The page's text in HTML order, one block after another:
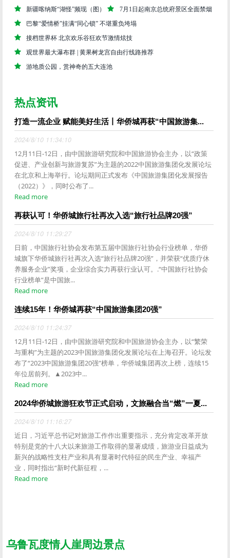
新疆喀纳斯“湖怪”频现（图）
7月1日起南京总统府景区全面禁烟
巴黎“爱情桥”挂满“同心锁” 不堪重负垮塌
接档世界杯 北京欢乐谷狂欢节激情炫技
观世界最大瀑布群 | 黄果树龙宫自由行线路推荐
游地质公园，赏神奇的五大连池
热点资讯
打造一流企业 赋能美好生活丨华侨城再获“中国旅游集...
2024/8/10 11:34:10
12月11日-12日，由中国旅游研究院和中国旅游协会主办，以“政策
促进、产业创新与旅游复苏”为主题的2022中国旅游集团化发展论坛
在北京和上海举行。论坛期间正式发布《中国旅游集团化发展报告
（2022）》，同时公布了...
Read more
再获认可！华侨城旅行社再次入选“旅行社品牌20强”
2024/8/10 11:29:27
日前，中国旅行社协会发布第五届中国旅行社协会行业榜单，华侨
城旗下华侨城旅行社再次入选“旅行社品牌20强”，并荣获“优质疗休
养服务企业”奖项，企业综合实力再获行业认可。.“中国旅行社协会
行业榜单”是中国旅...
Read more
连续15年！华侨城再获“中国旅游集团20强”
2024/8/10 11:24:37
12月11日-12日，由中国旅游研究院和中国旅游协会主办，以“繁荣
与重构”为主题的2023中国旅游集团化发展论坛在上海召开。论坛发
布了“2023中国旅游集团20强”榜单，华侨城集团再次上榜，连续15
年位居前列。▲2023中...
Read more
2024华侨城旅游狂欢节正式启动，文旅融合当“燃”一夏...
2024/8/10 11:16:27
近日，习近平总书记对旅游工作作出重要指示，充分肯定改革开放
特别是党的十八大以来旅游工作取得的显著成绩，旅游业日益成为
新兴的战略性支柱产业和具有显著时代特征的民生产业、幸福产
业，同时指出“新时代新征程，...
Read more
乌鲁瓦度情人崖周边景点